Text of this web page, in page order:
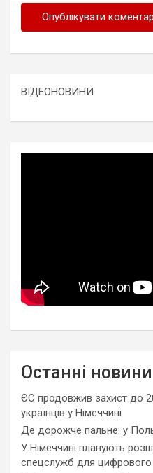
ВІДЕОНОВИНИ
Останні новини
ЄС продовжив захист до
українців у Німеччині
Де дорожче пальне: у
У Німеччині планують
спецслужб для цифрового